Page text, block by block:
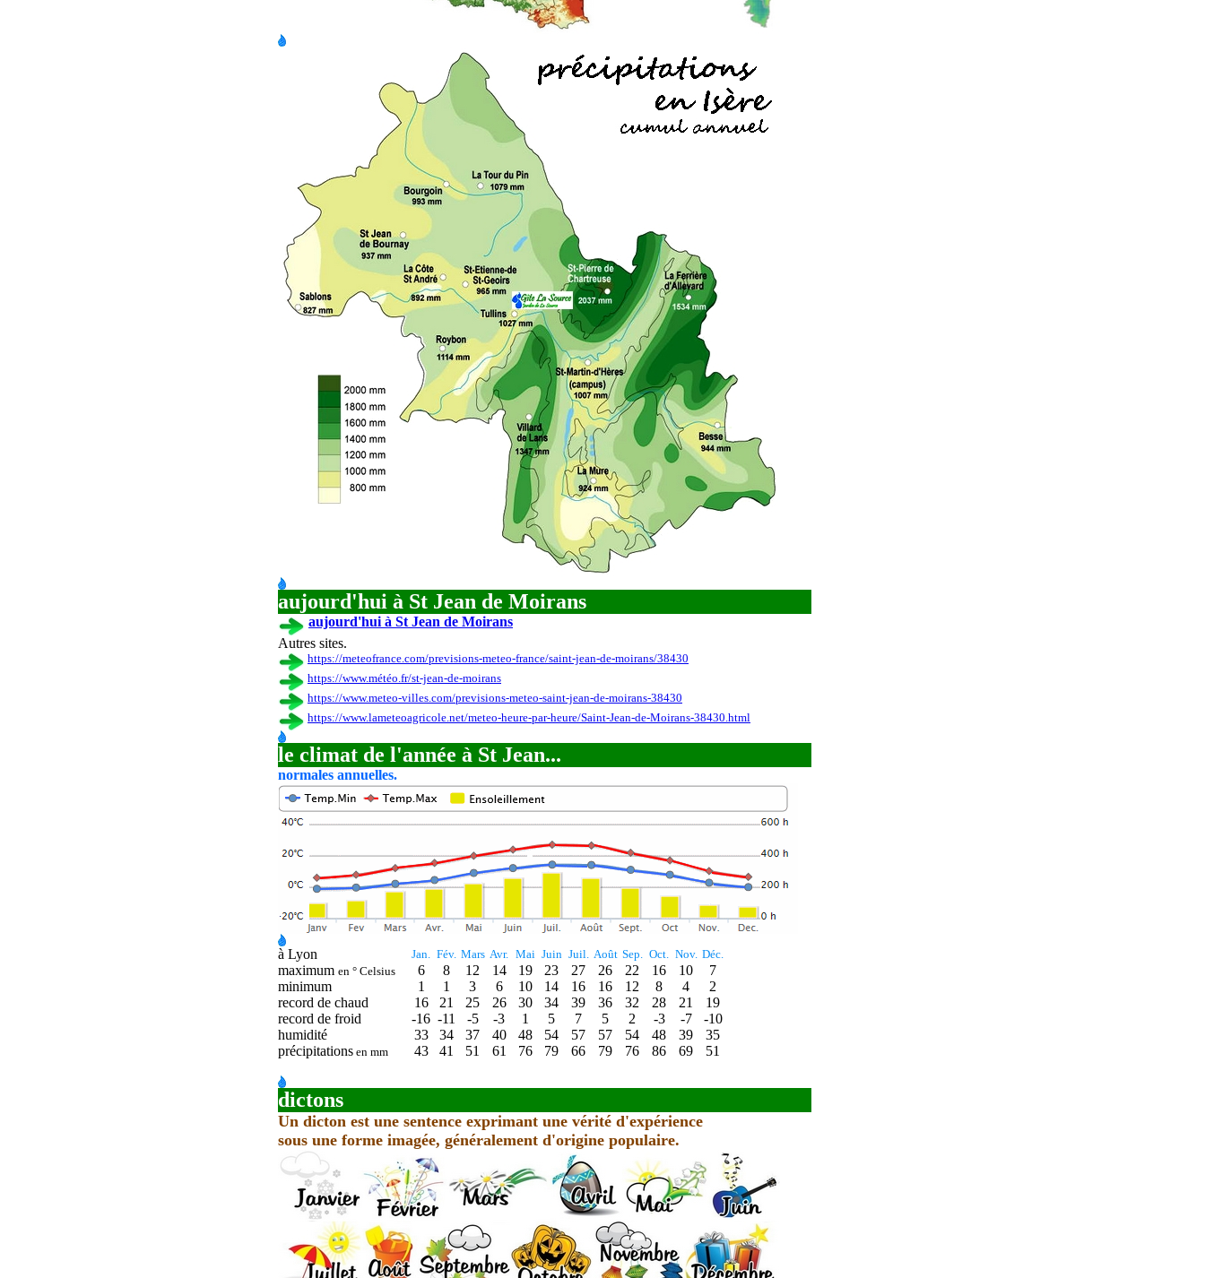
aujourd'hui à St Jean de Moirans
aujourd'hui à St Jean de Moirans
Autres sites.
https://meteofrance.com/previsions-meteo-france/saint-jean-de-moirans/38430
https://www.météo.fr/st-jean-de-moirans
https://www.meteo-villes.com/previsions-meteo-saint-jean-de-moirans-38430
https://www.lameteoagricole.net/meteo-heure-par-heure/Saint-Jean-de-Moirans-38430.html
le climat de l'année à St Jean...
normales annuelles.
à Lyon Jan. Fév. Mars Avr. Mai Juin Juil. Août Sep. Oct. Nov. Déc.
maximum en ° Celsius 6 8 12 14 19 23 27 26 22 16 10
7
minimum
1 1 3 6 10 14 16 16 12 8 4
2
record de chaud
16 21 25 26 30 34 39 36 32 28 21
19
record de froid
-16 -11 -5 -3 1 5 7 5 2 -3 -7
-10
humidité
33 34 37 40 48 54 57 57 54 48 39
35
précipitations en mm 43 41 51 61 76 79 66 79 76 86 69 51
dictons
Un dicton est une sentence exprimant une vérité d'expérience
sous une forme imagée, généralement d'origine populaire.